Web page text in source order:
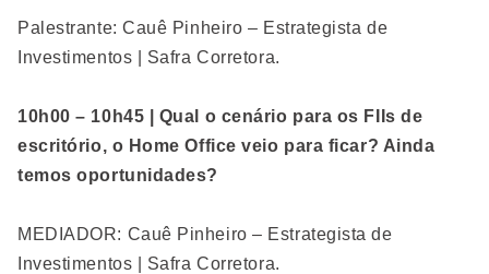
Palestrante: Cauê Pinheiro – Estrategista de
Investimentos | Safra Corretora.
10h00 – 10h45 | Qual o cenário para os FIIs de
escritório, o Home Office veio para ficar? Ainda
temos oportunidades?
MEDIADOR: Cauê Pinheiro – Estrategista de
Investimentos | Safra Corretora.